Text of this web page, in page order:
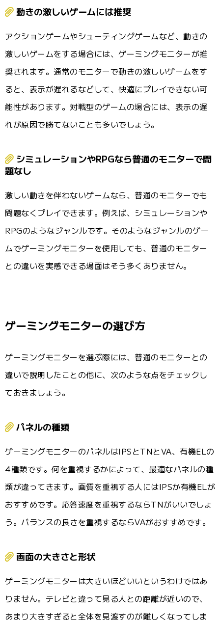
動きの激しいゲームには推奨
アクションゲームやシューティングゲームなど、動きの
激しいゲームをする場合には、ゲーミングモニターが推
奨されます。通常のモニターで動きの激しいゲームをす
ると、表示が遅れるなどして、快適にプレイできない可
能性があります。対戦型のゲームの場合には、表示の遅
れが原因で勝てないことも多いでしょう。
シミュレーションやRPGなら普通のモニターで問
題なし
激しい動きを伴わないゲームなら、普通のモニターでも
問題なくプレイできます。例えば、シミュレーションや
RPGのようなジャンルです。そのようなジャンルのゲー
ムでゲーミングモニターを使用しても、普通のモニター
との違いを実感できる場面はそう多くありません。
ゲーミングモニターの選び方
ゲーミングモニターを選ぶ際には、普通のモニターとの
違いで説明したことの他に、次のような点をチェックし
ておきましょう。
パネルの種類
ゲーミングモニターのパネルはIPSとTNとVA、有機ELの
4種類です。何を重視するかによって、最適なパネルの種
類が違ってきます。画質を重視する人にはIPSか有機ELが
おすすめです。応答速度を重視するならTNがいいでしょ
う。バランスの良さを重視するならVAがおすすめです。
画面の大きさと形状
ゲーミングモニターは大きいほどいいというわけではあ
りません。テレビと違って見る人との距離が近いので、
あまり大きすぎると全体を見渡すのが難しくなってしま